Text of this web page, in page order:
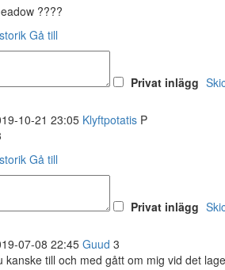
????
Gå till
Privat inlägg
10-21 23:05 Klyftpotatis P
Gå till
Privat inlägg
07-08 22:45 Guud 3
kanske till och med gått om mig vid det